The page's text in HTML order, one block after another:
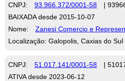
CNPJ: 93.966.372/0001-58
|
BAIXADA desde 2015-10-07
Nome:
Zanesi Comercio e
Localização: Galopolis, Caxias do Sul
CNPJ: 51.017.141/0001-58
|
ATIVA desde 2023-06-12